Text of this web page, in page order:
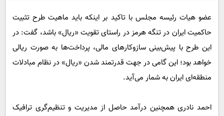
فناوری
گوناگون
حوادث
فرهنگی
روانشناسی
آشپزی
دانلود
عضو هیات رئیسه مجلس با تاکید بر اینکه باید ماهیت طرح تثبیت
حاکمیت ایران در تنگه هرمز در راستای تقویت «ریال» باشد، گفت: در
این طرح با پیش‌بینی سازوکارهای مالی، پرداخت‌ها به صورت ریالی
خواهد بود؛ این گامی در جهت قدرتمند شدن «ریال» در نظام مبادلات
منطقه‌ای ایران به شمار می‌آید.
احمد نادری همچنین درآمد حاصل از مدیریت و تنظیم‌گری ترافیک